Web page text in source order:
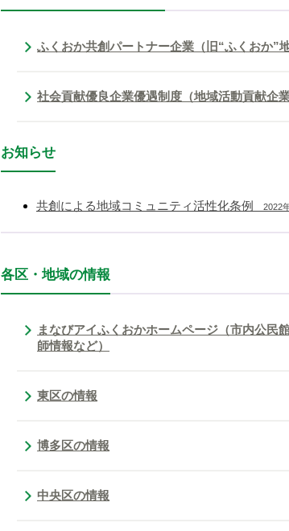
ふくおか共創パートナー企業（旧“ふくおか”
社会貢献優良企業優遇制度（地域活動貢献企業
お知らせ
共創による地域コミュニティ活性化条例 2022
各区・地域の情報
まなびアイふくおかホームページ（市内公民
師情報など）
東区の情報
博多区の情報
中央区の情報